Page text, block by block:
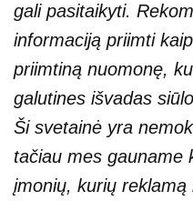
gali pasitaikyti.
informaciją priimti
priimtiną nuomonę,
galutines išvadas
Ši svetainė yra
tačiau mes gauname
įmonių, kurių